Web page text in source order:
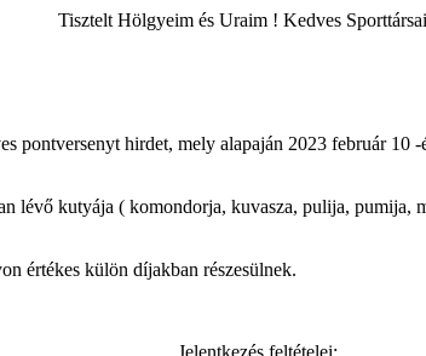
Tisztelt Hölgyeim és Uraim ! Kedves
pontversenyt hirdet, mely alapaján 2023 február 10
lévő kutyája ( komondorja, kuvasza, pulija,
értékes külön díjakban részesülnek.
Jelentkezés feltételei: